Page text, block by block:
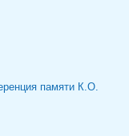
памяти К.О.